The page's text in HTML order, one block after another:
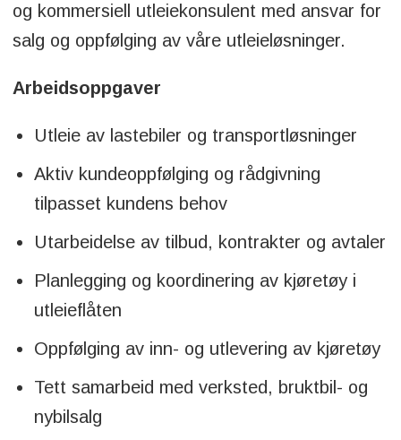
og kommersiell utleiekonsulent med ansvar for
salg og oppfølging av våre utleieløsninger.
Arbeidsoppgaver
Utleie av lastebiler og transportløsninger
Aktiv kundeoppfølging og rådgivning
tilpasset kundens behov
Utarbeidelse av tilbud, kontrakter og avtaler
Planlegging og koordinering av kjøretøy i
utleieflåten
Oppfølging av inn- og utlevering av kjøretøy
Tett samarbeid med verksted, bruktbil- og
nybilsalg